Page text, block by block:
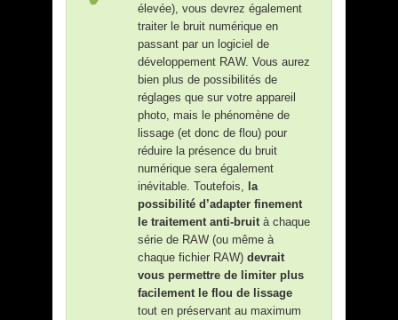
élevée), vous devrez également
traiter le bruit numérique en
passant par un logiciel de
développement RAW. Vous aurez
bien plus de possibilités de
réglages que sur votre appareil
photo, mais le phénomène de
lissage (et donc de flou) pour
réduire la présence du bruit
numérique sera également
inévitable. Toutefois, la
possibilité d’adapter finement
le traitement anti-bruit à chaque
série de RAW (ou même à
chaque fichier RAW) devrait
vous permettre de limiter plus
facilement le flou de lissage
tout en préservant au maximum